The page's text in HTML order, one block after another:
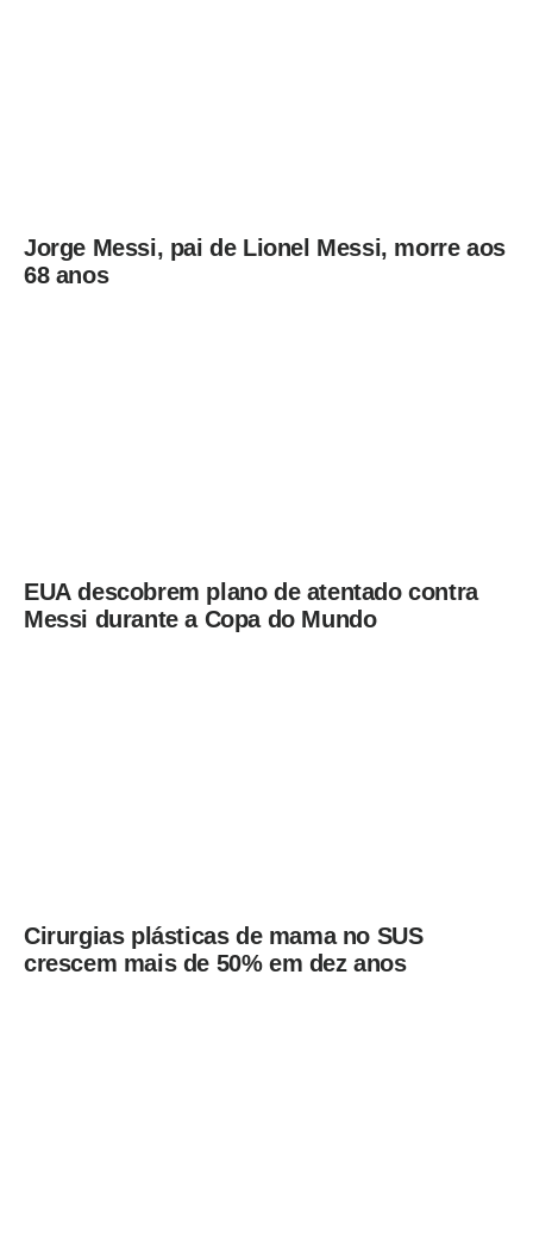
Jorge Messi, pai de Lionel Messi, morre aos
68 anos
EUA descobrem plano de atentado contra
Messi durante a Copa do Mundo
Cirurgias plásticas de mama no SUS
crescem mais de 50% em dez anos